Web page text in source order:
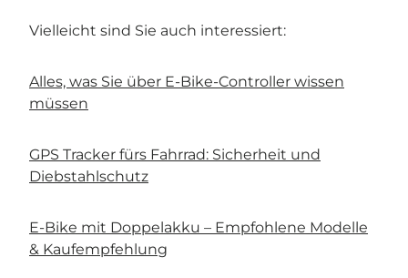
Vielleicht sind Sie auch interessiert:
Alles, was Sie über E-Bike-Controller wissen
müssen
GPS Tracker fürs Fahrrad: Sicherheit und
Diebstahlschutz
E-Bike mit Doppelakku – Empfohlene Modelle
& Kaufempfehlung